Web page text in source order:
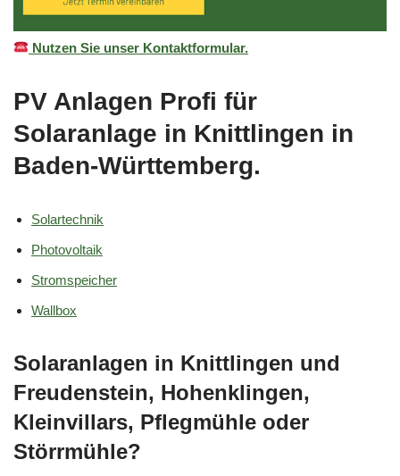
Nutzen Sie unser Kontaktformular.
PV Anlagen Profi für
Solaranlage in Knittlingen in
Baden-Württemberg.
Solartechnik
Photovoltaik
Stromspeicher
Wallbox
Solaranlagen in Knittlingen und
Freudenstein, Hohenklingen,
Kleinvillars, Pflegmühle oder
Störrmühle?